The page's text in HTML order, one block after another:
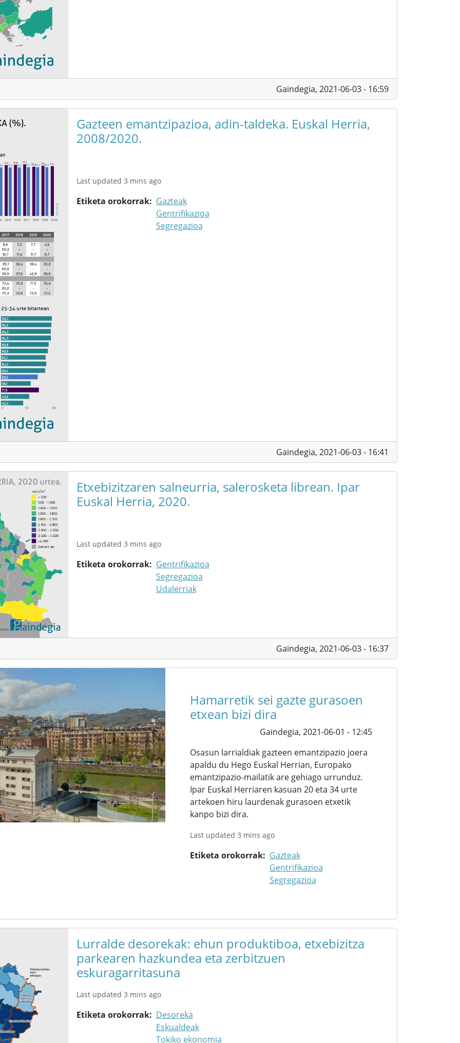
Gaindegia, 2021-06-03 - 16:59
Gazteen emantzipazioa, adin-taldeka. Euskal Herria,
2008/2020.
Last updated 3 mins ago
Etiketa orokorrak
Gazteak
Gentrifikazioa
Segregazioa
Gaindegia, 2021-06-03 - 16:41
Etxebizitzaren salneurria, salerosketa librean. Ipar
Euskal Herria, 2020.
Last updated 3 mins ago
Etiketa orokorrak
Gentrifikazioa
Segregazioa
Udalerriak
Gaindegia, 2021-06-03 - 16:37
Hamarretik sei gazte gurasoen
etxean bizi dira
Gaindegia, 2021-06-01 - 12:45
Osasun larrialdiak gazteen emantzipazio joera
apaldu du Hego Euskal Herrian, Europako
emantzipazio-mailatik are gehiago urrunduz.
Ipar Euskal Herriaren kasuan 20 eta 34 urte
artekoen hiru laurdenak gurasoen etxetik
kanpo bizi dira.
Last updated 3 mins ago
Etiketa orokorrak
Gazteak
Gentrifikazioa
Segregazioa
Lurralde desorekak: ehun produktiboa, etxebizitza
parkearen hazkundea eta zerbitzuen
eskuragarritasuna
Last updated 3 mins ago
Etiketa orokorrak
Desoreka
Eskualdeak
Tokiko ekonomia